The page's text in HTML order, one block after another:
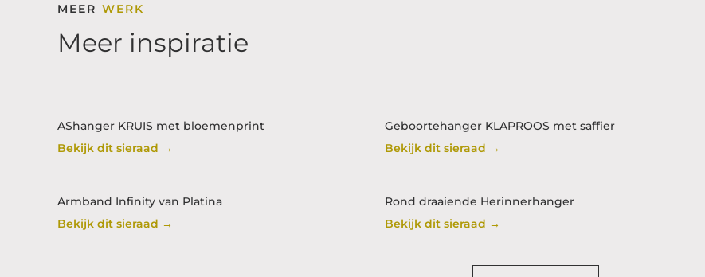
MEER WERK
Meer inspiratie
AShanger KRUIS met bloemenprint
Bekijk dit sieraad →
Geboortehanger KLAPROOS met saffier
Bekijk dit sieraad →
Armband Infinity van Platina
Bekijk dit sieraad →
Rond draaiende Herinnerhanger
Bekijk dit sieraad →